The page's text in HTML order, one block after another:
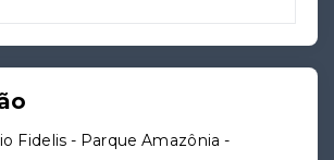
Fidelis - Parque Amazônia -